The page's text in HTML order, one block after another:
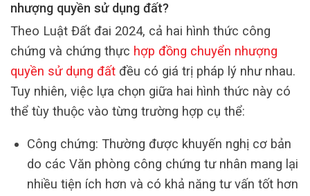
nhượng quyền sử dụng đất?
Theo Luật Đất đai 2024, cả hai hình thức công
chứng và chứng thực hợp đồng chuyển nhượng
quyền sử dụng đất đều có giá trị pháp lý như nhau.
Tuy nhiên, việc lựa chọn giữa hai hình thức này có
thể tùy thuộc vào từng trường hợp cụ thể:
Công chứng: Thường được khuyến nghị cơ bản
do các Văn phòng công chứng tư nhân mang lại
nhiều tiện ích hơn và có khả năng tư vấn tốt hơn